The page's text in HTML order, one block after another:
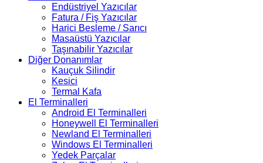
Endüstriyel Yazıcılar
Fatura / Fiş Yazıcılar
Harici Besleme / Sarıcı
Masaüstü Yazıcılar
Taşınabilir Yazıcılar
Diğer Donanımlar
Kauçuk Silindir
Kesici
Termal Kafa
El Terminalleri
Android El Terminalleri
Honeywell El Terminalleri
Newland El Terminalleri
Windows El Terminalleri
Yedek Parçalar